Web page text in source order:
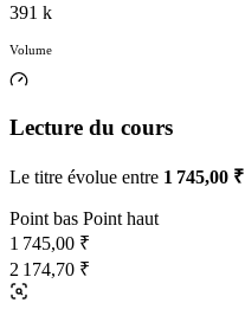
391 k
Volume
Lecture du cours
Le titre évolue entre 1 745,00 ₹
Point bas Point haut
1 745,00 ₹
2 174,70 ₹